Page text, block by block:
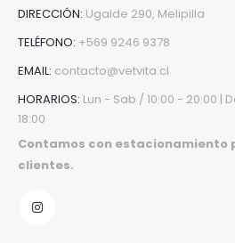
DIRECCIÓN: Ugalde 290, Melipilla
TELÉFONO: +569 9246 9378
EMAIL: contacto@vetvita.cl
HORARIOS: Lun - Sab / 10:00 - 20:00 |
18:00
Contamos con estacionamiento
clientes.